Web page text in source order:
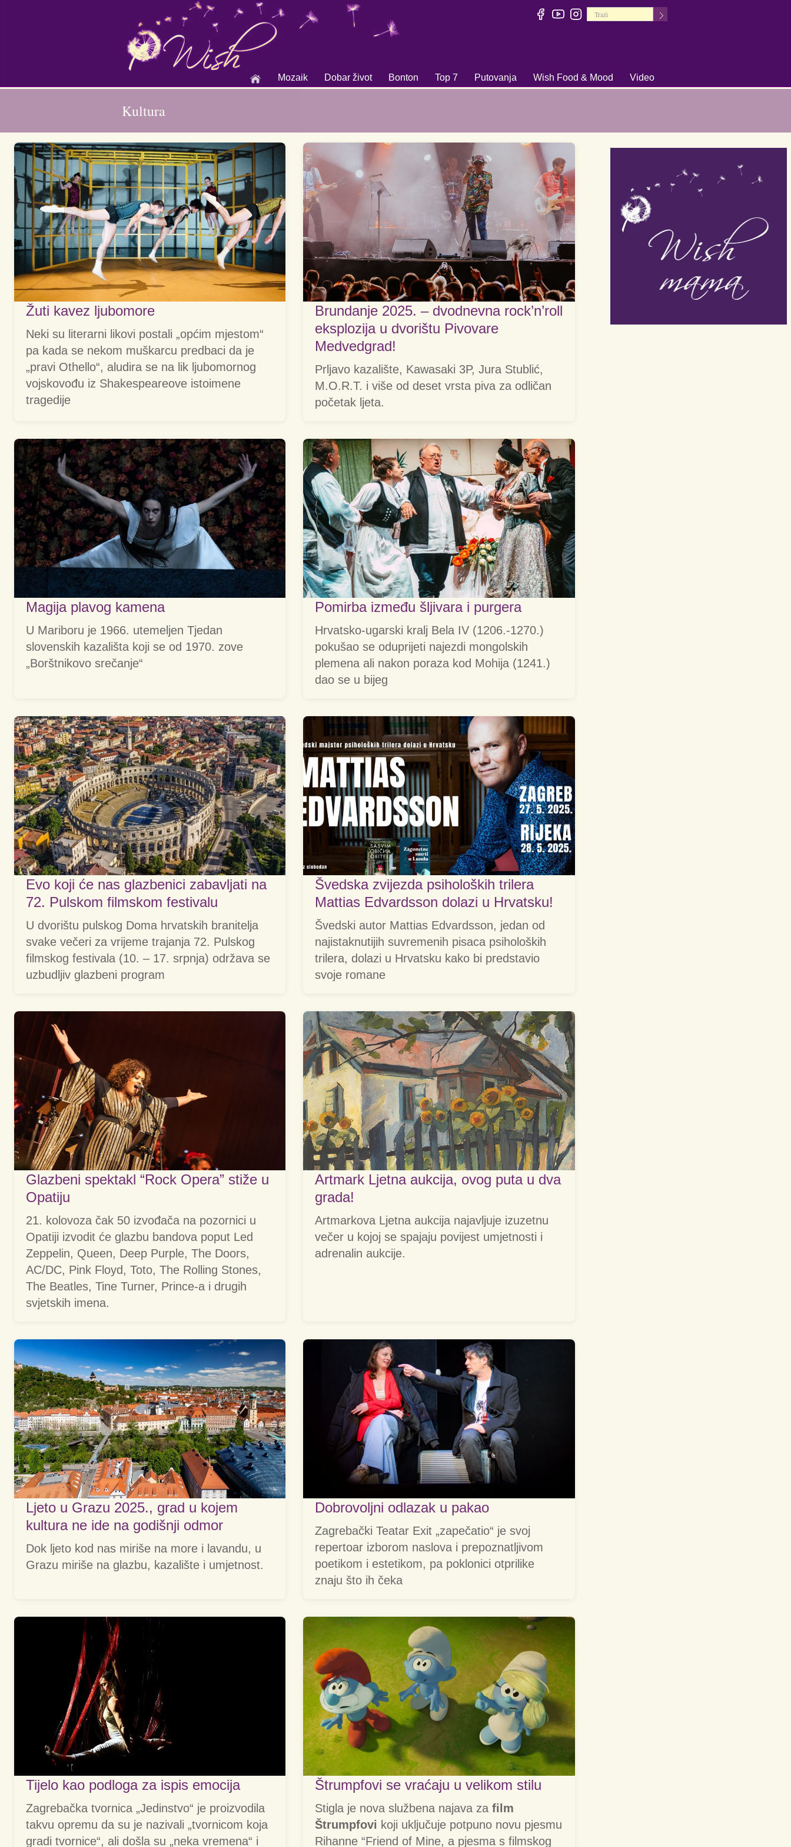
+
Mozaik
+
Dobar život
+
Bonton Top 7
+
Putovanja
+
Wish Food & Mood Video
Kultura
Žuti kavez ljubomore
Neki su literarni likovi postali „općim mjestom“
pa kada se nekom muškarcu predbaci da je
„pravi Othello“, aludira se na lik ljubomornog
vojskovođu iz Shakespeareove istoimene
tragedije
Brundanje 2025. – dvodnevna rock’n’roll
eksplozija u dvorištu Pivovare
Medvedgrad!
Prljavo kazalište, Kawasaki 3P, Jura Stublić,
M.O.R.T. i više od deset vrsta piva za odličan
početak ljeta.
Magija plavog kamena
U Mariboru je 1966. utemeljen Tjedan
slovenskih kazališta koji se od 1970. zove
„Borštnikovo srečanje“
Pomirba između šljivara i purgera
Hrvatsko-ugarski kralj Bela IV (1206.-1270.)
pokušao se oduprijeti najezdi mongolskih
plemena ali nakon poraza kod Mohija (1241.)
dao se u bijeg
Evo koji će nas glazbenici zabavljati na
72. Pulskom filmskom festivalu
U dvorištu pulskog Doma hrvatskih branitelja
svake večeri za vrijeme trajanja 72. Pulskog
filmskog festivala (10. – 17. srpnja) održava se
uzbudljiv glazbeni program
Švedska zvijezda psiholoških trilera
Mattias Edvardsson dolazi u Hrvatsku!
Švedski autor Mattias Edvardsson, jedan od
najistaknutijih suvremenih pisaca psiholoških
trilera, dolazi u Hrvatsku kako bi predstavio
svoje romane
Glazbeni spektakl “Rock Opera” stiže u
Opatiju
21. kolovoza čak 50 izvođača na pozornici u
Opatiji izvodit će glazbu bandova poput Led
Zeppelin, Queen, Deep Purple, The Doors,
AC/DC, Pink Floyd, Toto, The Rolling Stones,
The Beatles, Tine Turner, Prince-a i drugih
svjetskih imena.
Artmark Ljetna aukcija, ovog puta u dva
grada!
Artmarkova Ljetna aukcija najavljuje izuzetnu
večer u kojoj se spajaju povijest umjetnosti i
adrenalin aukcije.
Ljeto u Grazu 2025., grad u kojem
kultura ne ide na godišnji odmor
Dok ljeto kod nas miriše na more i lavandu, u
Grazu miriše na glazbu, kazalište i umjetnost.
Dobrovoljni odlazak u pakao
Zagrebački Teatar Exit „zapečatio“ je svoj
repertoar izborom naslova i prepoznatljivom
poetikom i estetikom, pa poklonici otprilike
znaju što ih čeka
Tijelo kao podloga za ispis emocija
Zagrebačka tvornica „Jedinstvo“ je proizvodila
takvu opremu da su je nazivali „tvornicom koja
gradi tvornice“, ali došla su „neka vremena“ i
Štrumpfovi se vraćaju u velikom stilu
Stigla je nova službena najava zafilm
Štrumpfovi koji uključuje potpuno novu pjesmu
Rihanne “Friend of Mine, a pjesma s filmskog